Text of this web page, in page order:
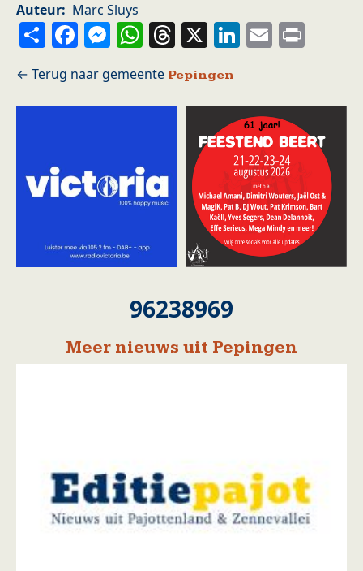
Auteur Marc Sluys
ShareFacebook
Messenger
WhatsApp
Threads
X LinkedIn
Email
Pepingen
96238969
Meer nieuws uit Pepingen